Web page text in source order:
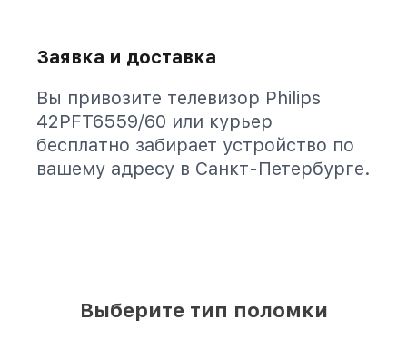
Заявка и доставка
Вы привозите телевизор Philips
42PFT6559/60 или курьер
бесплатно забирает устройство по
вашему адресу в Санкт-Петербурге.
Выберите тип поломки